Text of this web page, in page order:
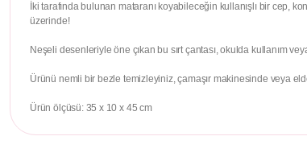
İki tarafında bulunan mataranı koyabileceğin kullanışlı bir cep,
üzerinde!
Neşeli desenleriyle öne çıkan bu sırt çantası, okulda kullanım
Ürünü nemli bir bezle temizleyiniz, çamaşır makinesinde veya
Ürün ölçüsü: 35 x 10 x 45 cm